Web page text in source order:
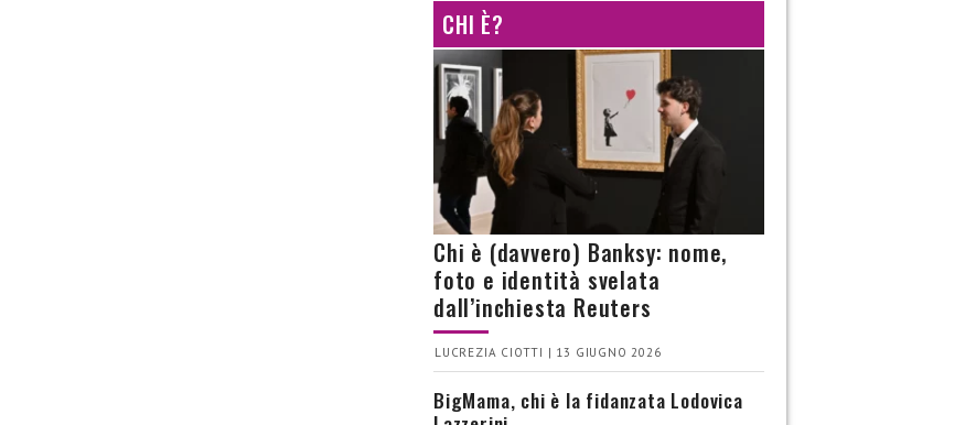
CHI È?
Chi è (davvero) Banksy: nome,
foto e identità svelata
dall’inchiesta Reuters
LUCREZIA CIOTTI | 13 GIUGNO 2026
BigMama, chi è la fidanzata Lodovica